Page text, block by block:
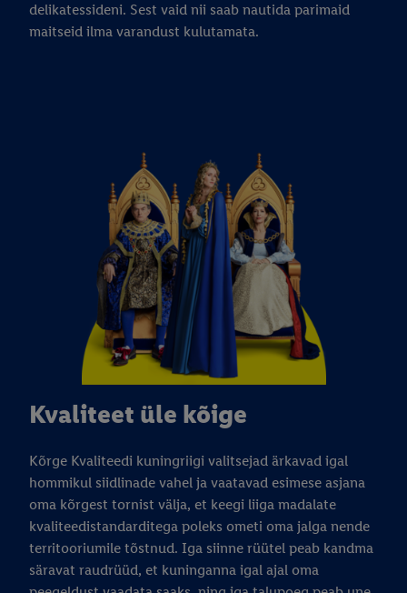
delikatessideni. Sest vaid nii saab nautida parimaid
maitseid ilma varandust kulutamata.
Kvaliteet üle kõige
Kõrge Kvaliteedi kuningriigi valitsejad ärkavad igal
hommikul siidlinade vahel ja vaatavad esimese asjana
oma kõrgest tornist välja, et keegi liiga madalate
kvaliteedistandarditega poleks ometi oma jalga nende
territooriumile tõstnud. Iga siinne rüütel peab kandma
säravat raudrüüd, et kuninganna igal ajal oma